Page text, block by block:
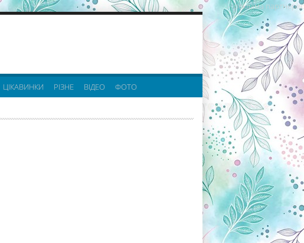
реклама партнерів:
ЦІКАВИНКИ РІЗНЕ ВІДЕО ФОТО